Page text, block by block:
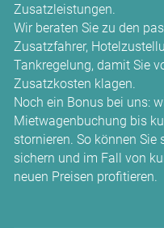
Zusatzleistungen.
Wir beraten Sie zu den
Zusatzfahrer,
Tankregelung, damit Sie
Zusatzkosten klagen.
Noch ein Bonus bei uns:
Mietwagenbuchung bis
stornieren. So können
sichern und im Fall von
neuen Preisen profitieren.